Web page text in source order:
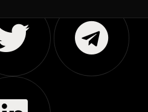
Vietnamese